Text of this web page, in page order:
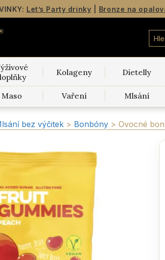
Let’s Party drinky Bronze na
Kolageny Dietelly
Maso Vaření Mlsání
bez výčitek > Bonbóny > Ovocné